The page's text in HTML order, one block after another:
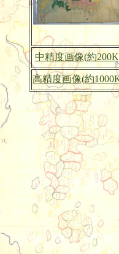
中精度画像(約
高精度画像(約